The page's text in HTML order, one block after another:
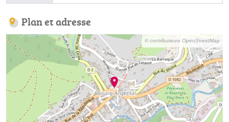
Plan et adresse
© contributeurs OpenStreetMap